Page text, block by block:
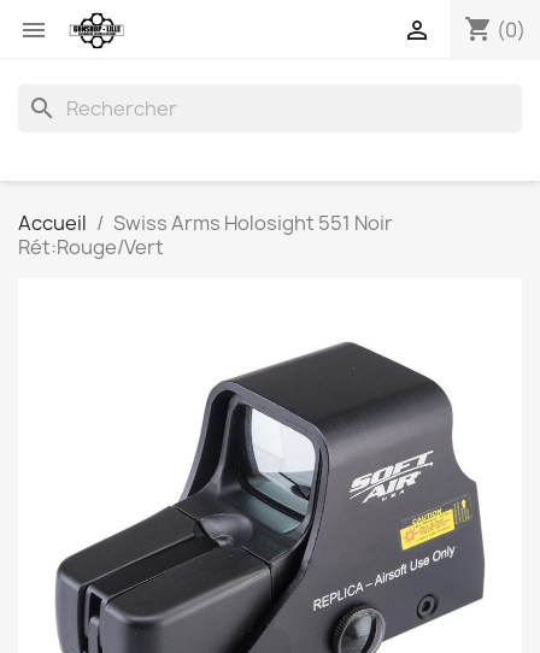
 shopping_cart (0)

search
Accueil
Swiss Arms Holosight 551 Noir
Rét:Rouge/Vert